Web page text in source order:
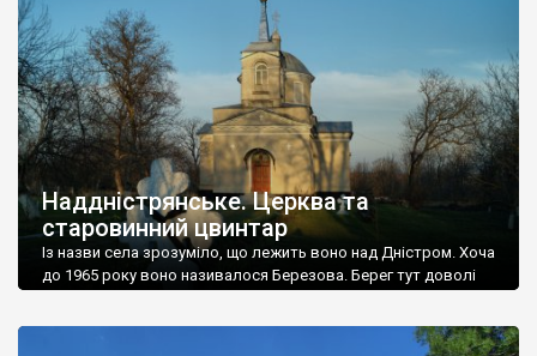
мовою. За всіма традиційними ознаками – цвинтар
український. Хрести датуються 19 століттям. У 1924-1940
роках Болган […]
Наддністрянське. Церква та
старовинний цвинтар
Із назви села зрозуміло, що лежить воно над Дністром. Хоча
до 1965 року воно називалося Березова. Берег тут доволі
Наддністрянське відрізняється від більшості навколишніх